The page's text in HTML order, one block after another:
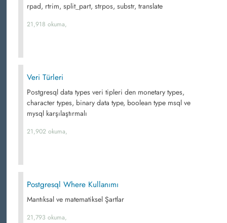
rpad, rtrim, split_part, strpos, substr, translate
21,918 okuma,
Veri Türleri
Postgresql data types veri tipleri den monetary types,
character types, binary data type, boolean type msql ve
mysql karşılaştırmalı
21,902 okuma,
Postgresql Where Kullanımı
Mantıksal ve matematiksel Şartlar
21,793 okuma,